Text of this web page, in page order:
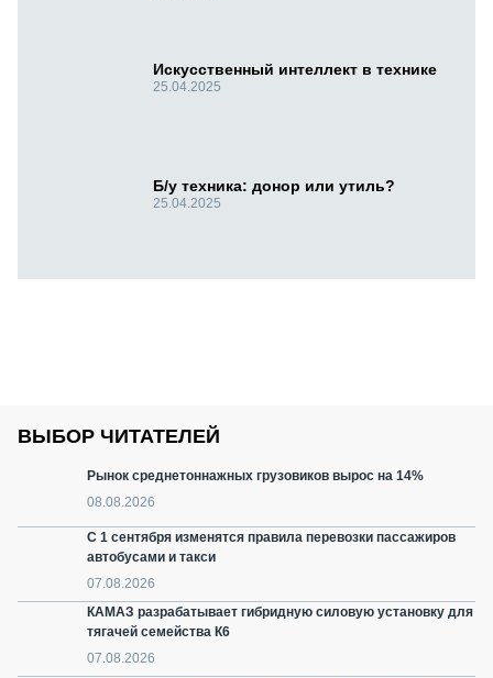
Искусственный интеллект в технике
25.04.2025
Б/у техника: донор или утиль?
25.04.2025
ВЫБОР ЧИТАТЕЛЕЙ
Рынок среднетоннажных грузовиков вырос на 14%
08.08.2026
С 1 сентября изменятся правила перевозки пассажиров
автобусами и такси
07.08.2026
КАМАЗ разрабатывает гибридную силовую установку для
тягачей семейства К6
07.08.2026